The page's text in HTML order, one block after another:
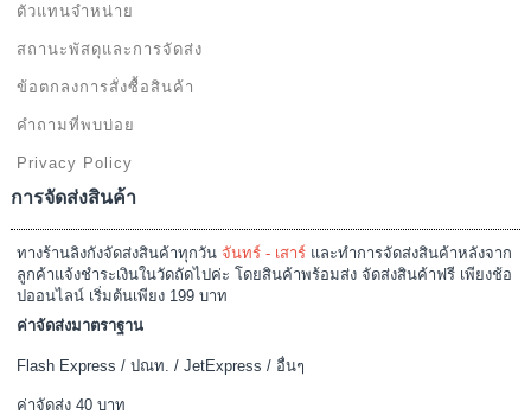
ตัวแทนจำหน่าย
สถานะพัสดุและการจัดส่ง
ข้อตกลงการสั่งซื้อสินค้า
คำถามที่พบบ่อย
Privacy Policy
การจัดส่งสินค้า
ทางร้านลิงกังจัดส่งสินค้าทุกวัน จันทร์ - เสาร์ และทำการจัดส่งสินค้าหลังจาก
ลูกค้าแจ้งชำระเงินในวัดถัดไปค่ะ โดยสินค้าพร้อมส่ง จัดส่งสินค้าฟรี เพียงช้อ
ปออนไลน์ เริ่มต้นเพียง 199 บาท
ค่าจัดส่งมาตราฐาน
Flash Express / ปณท. / JetExpress / อื่นๆ
ค่าจัดส่ง 40 บาท